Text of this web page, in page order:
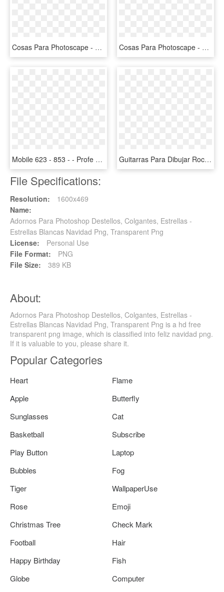
Cosas Para Photoscape - Perennial Plant, HD Png Download Cosas Para Photoscape - Circle, HD Png Download
Mobile 623 - 853 - - Profe De Tecnologia Para Dibujar, HD Png Download Guitarras Para Dibujar Rock, HD Png Download
File Specifications:
Resolution:
1600x469
Name:
Adornos Para Photoshop Destellos, Colgantes, Estrellas -
Estrellas Blancas Navidad Png, Transparent Png
License:
Personal Use
File Format:
PNG
File Size:
389 KB
About:
Adornos Para Photoshop Destellos, Colgantes, Estrellas -
Estrellas Blancas Navidad Png, Transparent Png is a hd free
transparent png image, which is classified into feliz navidad png.
If it is valuable to you, please share it.
Popular Categories
Heart
Flame
Apple
Butterfly
Sunglasses
Cat
Basketball
Subscribe
Play Button
Laptop
Bubbles
Fog
Tiger
WallpaperUse
Rose
Emoji
Christmas Tree
Check Mark
Football
Hair
Happy Birthday
Fish
Globe
Computer